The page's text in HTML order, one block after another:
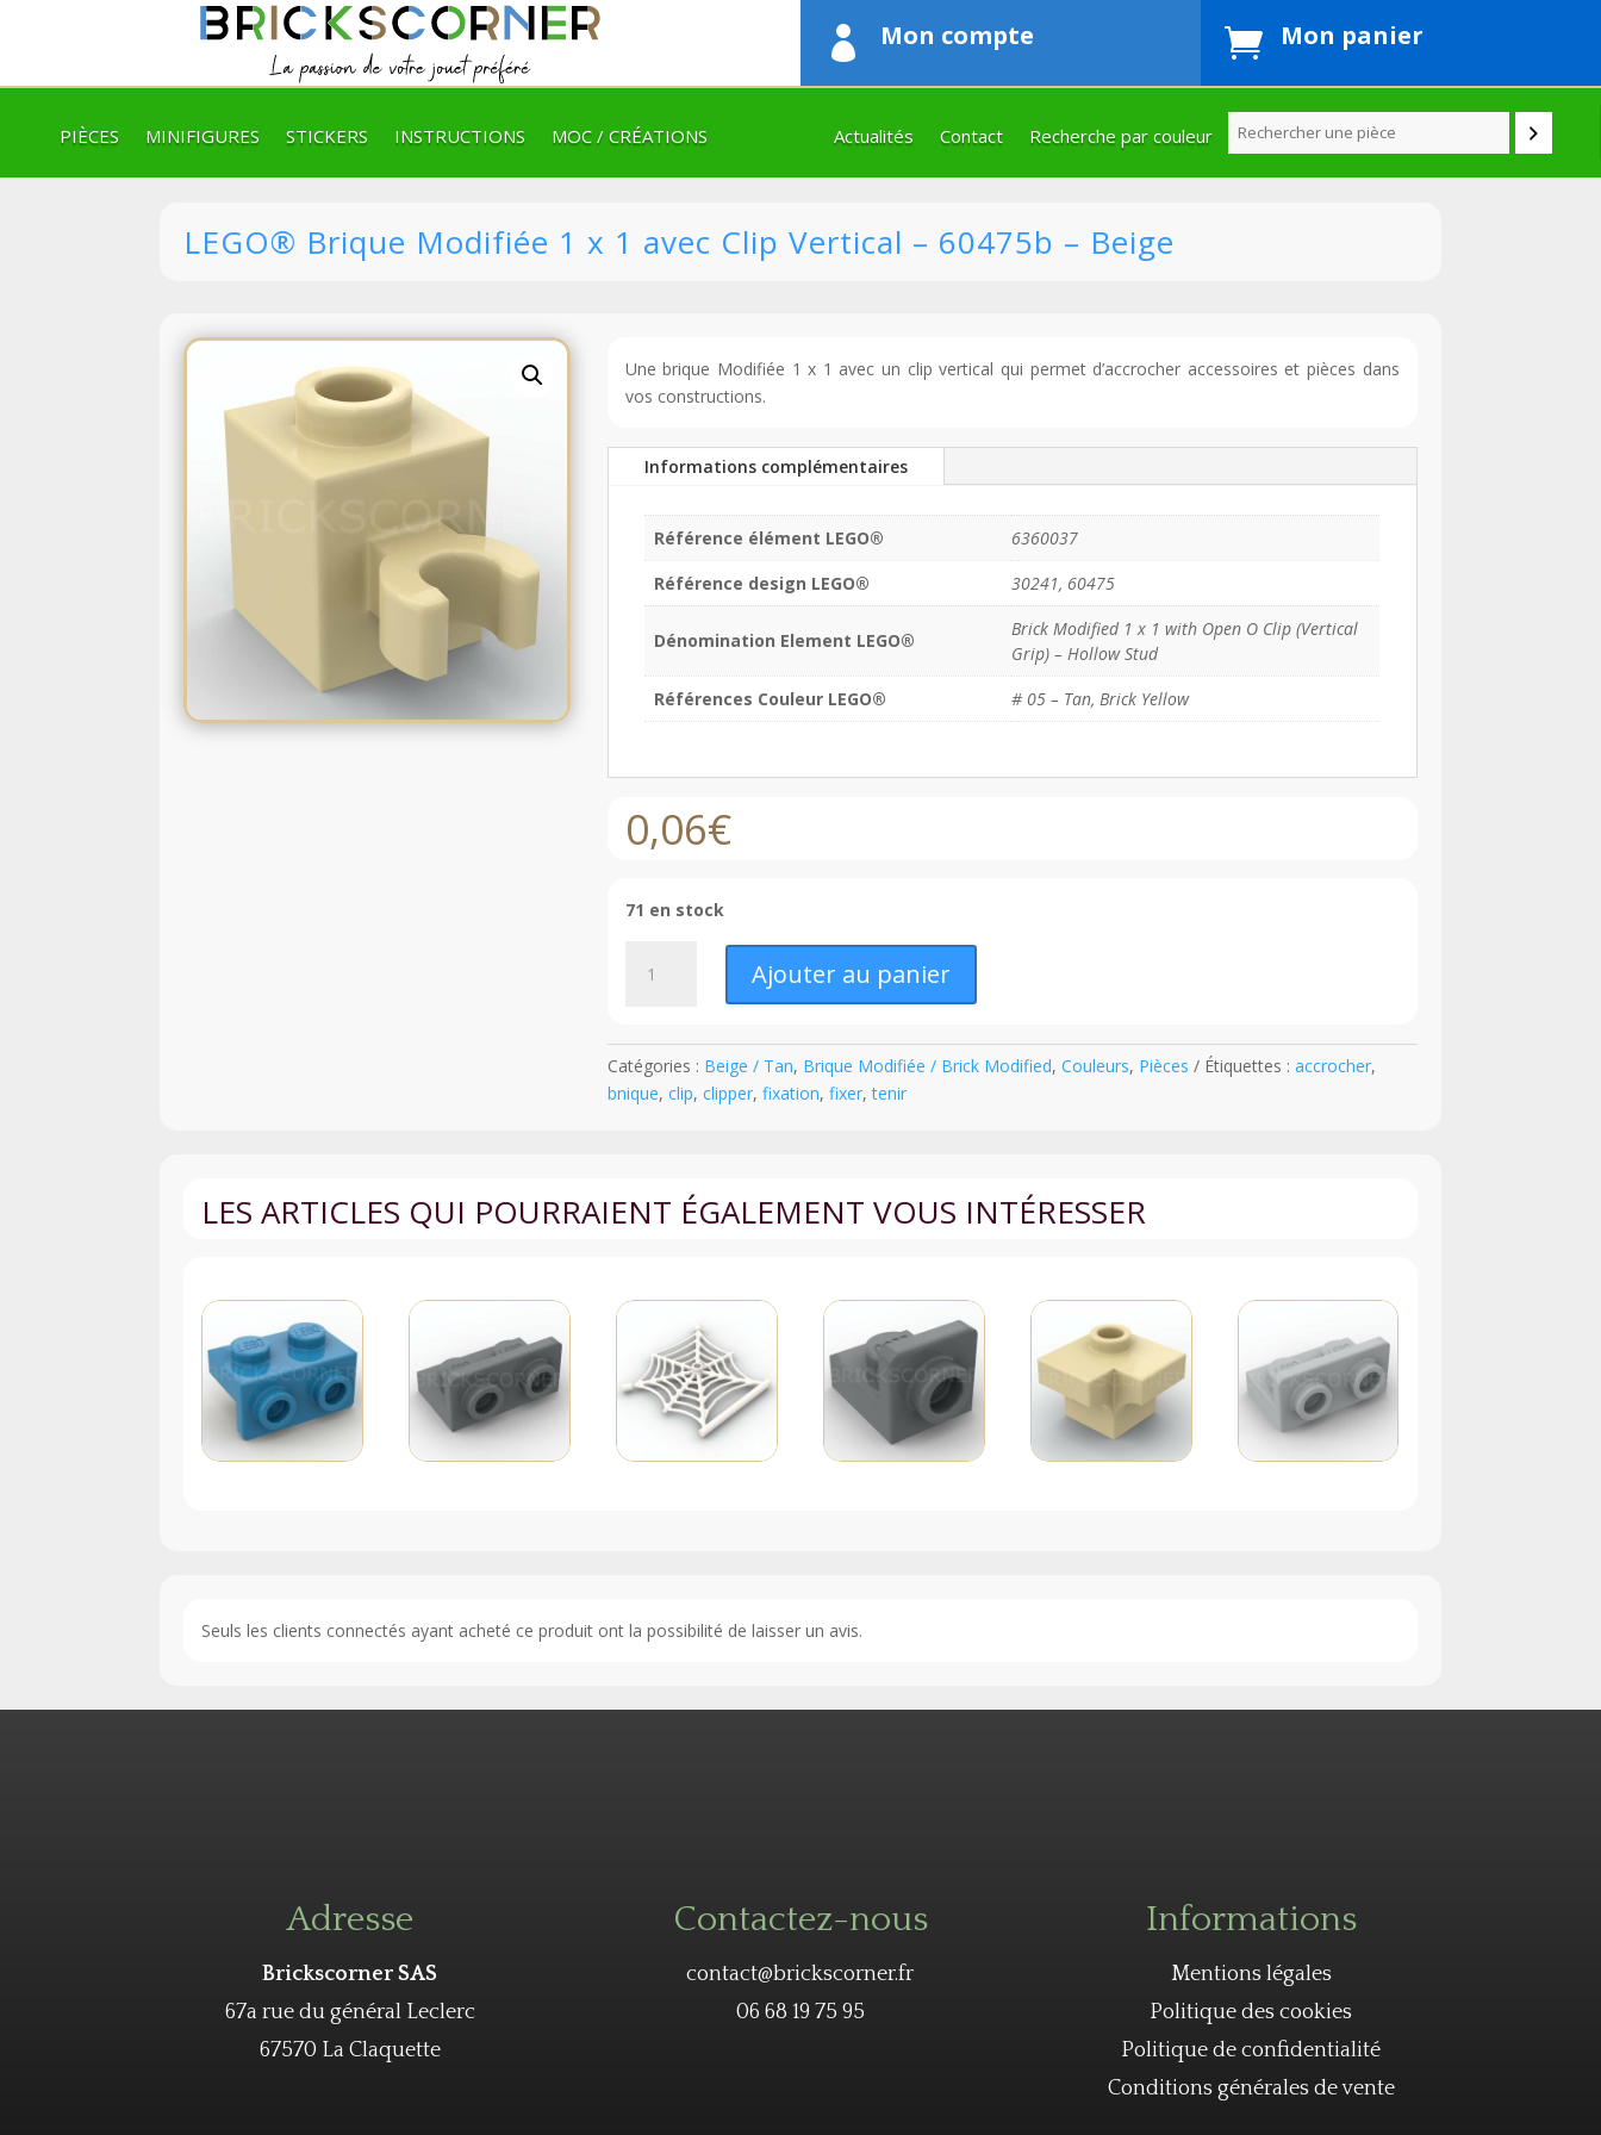
 Mon compte  Mon panier
PIÈCES MINIFIGURES STICKERS INSTRUCTIONS MOC / CRÉATIONS Actualités Contact Recherche par couleur
LEGO® Brique Modifiée 1 x 1 avec Clip Vertical – 60475b – Beige
Une brique Modifiée 1 x 1 avec un clip vertical qui permet d’accrocher accessoires et pièces dans
vos constructions.
Informations complémentaires
Référence élément LEGO®
6360037
Référence design LEGO®
30241, 60475
Dénomination Element LEGO®
Brick Modified 1 x 1 with Open O Clip (Vertical
Grip) – Hollow Stud
Références Couleur LEGO®
# 05 – Tan, Brick Yellow
0,06€
71 en stock
Modifiée
1
Clip
Vertical
-
Ajouter au panier
Catégories : Beige / Tan, Brique Modifiée / Brick Modified, Couleurs, Pièces Étiquettes : accrocher,
bnique, clip, clipper, fixation, fixer,tenir
LES ARTICLES QUI POURRAIENT ÉGALEMENT VOUS INTÉRESSER
Seuls les clients connectés ayant acheté ce produit ont la possibilité de laisser un avis.
Adresse
Brickscorner SAS
67a rue du général Leclerc
67570 La Claquette
Contactez-nous
contact@brickscorner.fr
06 68 19 75 95
Informations
Mentions légales
Politique des cookies
Politique de confidentialité
Conditions générales de vente